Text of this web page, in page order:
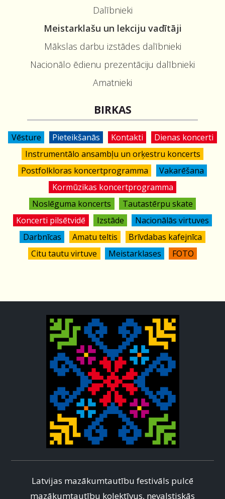
Dalībnieki
Meistarklašu un lekciju vadītāji
Mākslas darbu izstādes dalībnieki
Nacionālo ēdienu prezentāciju dalībnieki
Amatnieki
BIRKAS
Vēsture Pieteikšanās Kontakti
Dienas koncerti
Instrumentālo ansambļu un orķestru koncerts
Postfolkloras koncertprogramma
Vakarēšana
Kormūzikas koncertprogramma
Noslēguma koncerts
Tautastērpu skate
Koncerti pilsētvidē
Izstāde
Nacionālās virtuves
Darbnīcas
Amatu teltis
Brīvdabas kafejnīca
Citu tautu virtuve
Meistarklases FOTO
Latvijas mazākumtautību festivāls pulcē
mazākumtautību kolektīvus, nevalstiskās